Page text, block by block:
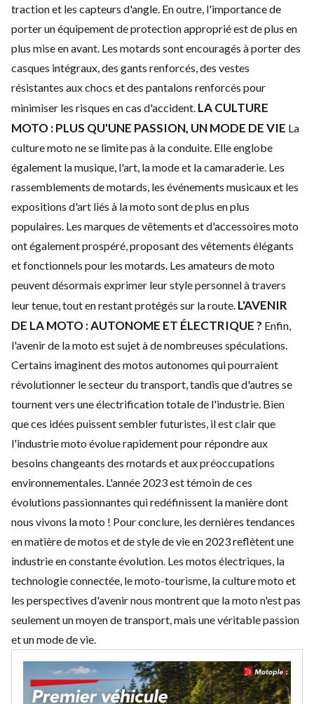
traction et les capteurs d'angle. En outre, l'importance de
porter un équipement de protection approprié est de plus en
plus mise en avant. Les motards sont encouragés à porter des
casques intégraux, des gants renforcés, des vestes
résistantes aux chocs et des pantalons renforcés pour
minimiser les risques en cas d'accident. LA CULTURE
MOTO : PLUS QU'UNE PASSION, UN MODE DE VIE La
culture moto ne se limite pas à la conduite. Elle englobe
également la musique, l'art, la mode et la camaraderie. Les
rassemblements de motards, les événements musicaux et les
expositions d'art liés à la moto sont de plus en plus
populaires. Les marques de vêtements et d'accessoires moto
ont également prospéré, proposant des vêtements élégants
et fonctionnels pour les motards. Les amateurs de moto
peuvent désormais exprimer leur style personnel à travers
leur tenue, tout en restant protégés sur la route. L'AVENIR
DE LA MOTO : AUTONOME ET ÉLECTRIQUE ? Enfin,
l'avenir de la moto est sujet à de nombreuses spéculations.
Certains imaginent des motos autonomes qui pourraient
révolutionner le secteur du transport, tandis que d'autres se
tournent vers une électrification totale de l'industrie. Bien
que ces idées puissent sembler futuristes, il est clair que
l'industrie moto évolue rapidement pour répondre aux
besoins changeants des motards et aux préoccupations
environnementales. L'année 2023 est témoin de ces
évolutions passionnantes qui redéfinissent la manière dont
nous vivons la moto ! Pour conclure, les dernières tendances
en matière de motos et de style de vie en 2023 reflètent une
industrie en constante évolution. Les motos électriques, la
technologie connectée, le moto-tourisme, la culture moto et
les perspectives d'avenir nous montrent que la moto n'est pas
seulement un moyen de transport, mais une véritable passion
et un mode de vie.